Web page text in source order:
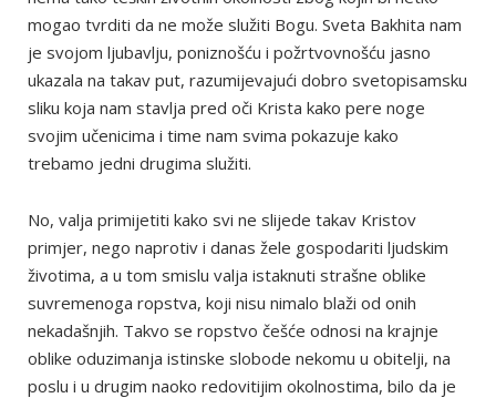
mogao tvrditi da ne može služiti Bogu. Sveta Bakhita nam
je svojom ljubavlju, poniznošću i požrtvovnošću jasno
ukazala na takav put, razumijevajući dobro svetopisamsku
sliku koja nam stavlja pred oči Krista kako pere noge
svojim učenicima i time nam svima pokazuje kako
trebamo jedni drugima služiti.
No, valja primijetiti kako svi ne slijede takav Kristov
primjer, nego naprotiv i danas žele gospodariti ljudskim
životima, a u tom smislu valja istaknuti strašne oblike
suvremenoga ropstva, koji nisu nimalo blaži od onih
nekadašnjih. Takvo se ropstvo češće odnosi na krajnje
oblike oduzimanja istinske slobode nekomu u obitelji, na
poslu i u drugim naoko redovitijim okolnostima, bilo da je